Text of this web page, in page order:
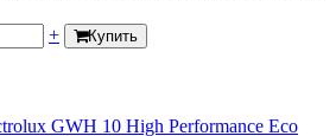
+ Купить